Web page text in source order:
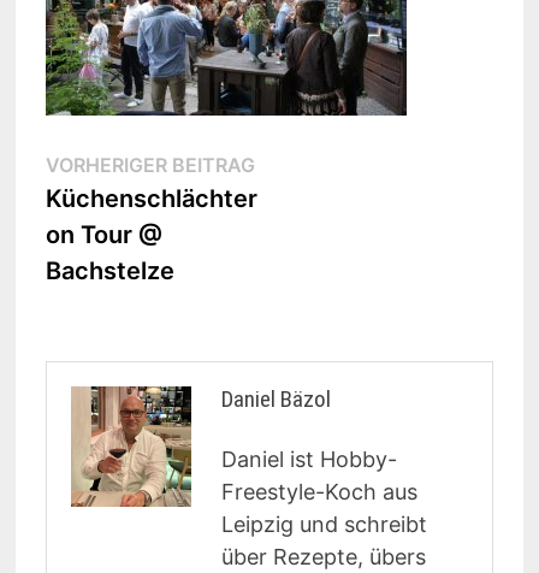
Beitragsnavigation
VORHERIGER BEITRAGVorheriger
Beitrag:
Küchenschlächter
on Tour @
Bachstelze
Daniel Bäzol
Daniel ist Hobby-
Freestyle-Koch aus
Leipzig und schreibt
über Rezepte, übers